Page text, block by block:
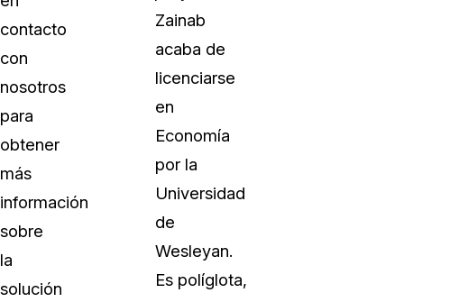
contacto
con
nosotros
para
obtener
más
información
sobre
la
solución
Zainab
acaba de
licenciarse
en
Economía
por la
Universidad
de
Wesleyan.
Es políglota,